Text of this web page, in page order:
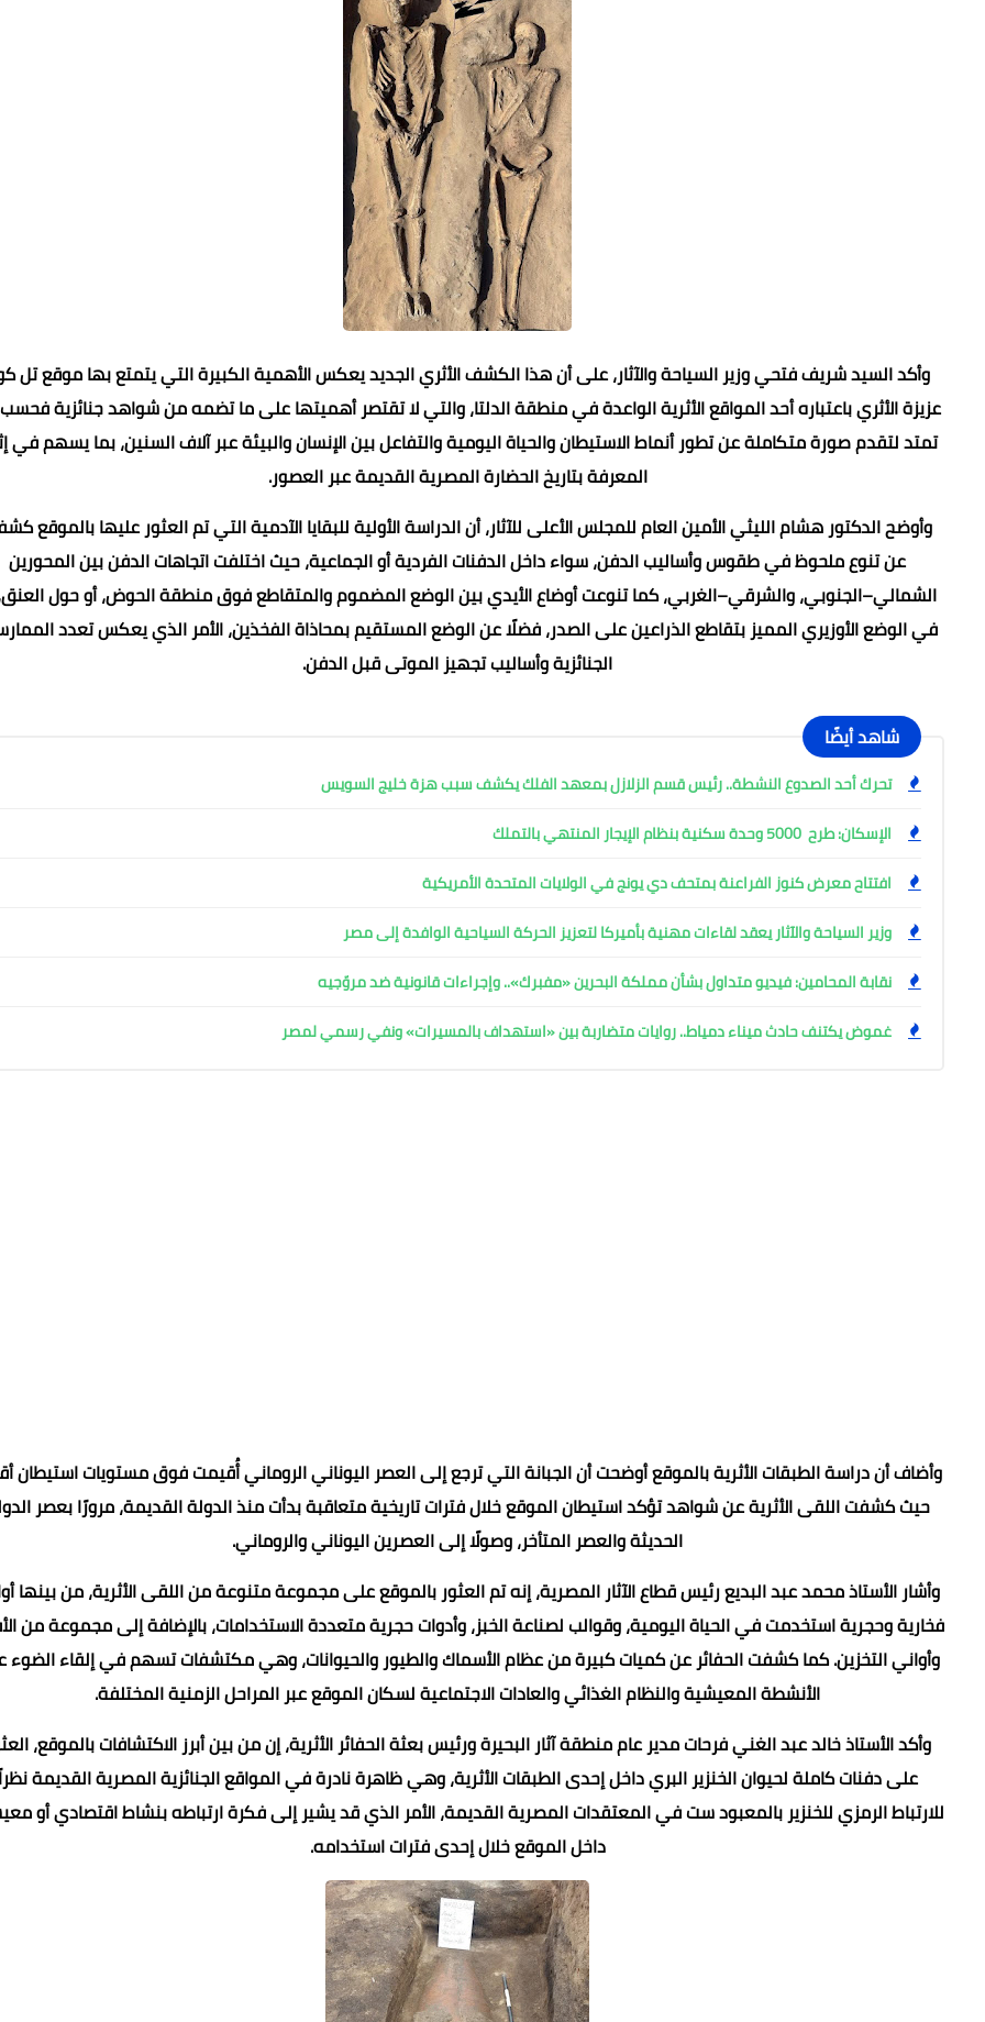
وأكد السيد شريف فتحي وزير السياحة والآثار، على أن هذا الكشف الأثري الجديد يعكس الأهمية الكبيرة التي يتمتع بها موقع تل
عزيزة الأثري باعتباره أحد المواقع الأثرية الواعدة في منطقة الدلتا، والتي لا تقتصر أهميتها على ما تضمه من شواهد جنائزية
تمتد لتقدم صورة متكاملة عن تطور أنماط الاستيطان والحياة اليومية والتفاعل بين الإنسان والبيئة عبر آلاف السنين، بما يسهم في
المعرفة بتاريخ الحضارة المصرية القديمة عبر العصور.
وأوضح الدكتور هشام الليثي الأمين العام للمجلس الأعلى للآثار، أن الدراسة الأولية للبقايا الآدمية التي تم العثور عليها بالموقع
عن تنوع ملحوظ في طقوس وأساليب الدفن، سواء داخل الدفنات الفردية أو الجماعية، حيث اختلفت اتجاهات الدفن بين المحورين
الشمالي–الجنوبي، والشرقي–الغربي، كما تنوعت أوضاع الأيدي بين الوضع المضموم والمتقاطع فوق منطقة الحوض، أو حول
في الوضع الأوزيري المميز بتقاطع الذراعين على الصدر، فضلًا عن الوضع المستقيم بمحاذاة الفخذين، الأمر الذي يعكس تعدد
الجنائزية وأساليب تجهيز الموتى قبل الدفن.
شاهد أيضًا
تحرك أحد الصدوع النشطة.. رئيس قسم الزلازل بمعهد الفلك يكشف سبب هزة خليج السويس
الإسكان: طرح 5000 وحدة سكنية بنظام الإيجار المنتهي بالتملك
افتتاح معرض كنوز الفراعنة بمتحف دي يونج في الولايات المتحدة الأمريكية
وزير السياحة والآثار يعقد لقاءات مهنية بأميركا لتعزيز الحركة السياحية الوافدة إلى مصر
نقابة المحامين: فيديو متداول بشأن مملكة البحرين «مفبرك».. وإجراءات قانونية ضد مروّجيه
غموض يكتنف حادث ميناء دمياط.. روايات متضاربة بين «استهداف بالمسيرات» ونفي رسمي لمصر
وأضاف أن دراسة الطبقات الأثرية بالموقع أوضحت أن الجبانة التي ترجع إلى العصر اليوناني الروماني أُقيمت فوق مستويات استيطان
حيث كشفت اللقى الأثرية عن شواهد تؤكد استيطان الموقع خلال فترات تاريخية متعاقبة بدأت منذ الدولة القديمة، مرورًا بعصر
الحديثة والعصر المتأخر، وصولًا إلى العصرين اليوناني والروماني.
وأشار الأستاذ محمد عبد البديع رئيس قطاع الآثار المصرية، إنه تم العثور بالموقع على مجموعة متنوعة من اللقى الأثرية، من بينها
فخارية وحجرية استخدمت في الحياة اليومية، وقوالب لصناعة الخبز، وأدوات حجرية متعددة الاستخدامات، بالإضافة إلى مجموعة من
وأواني التخزين. كما كشفت الحفائر عن كميات كبيرة من عظام الأسماك والطيور والحيوانات، وهي مكتشفات تسهم في إلقاء
الأنشطة المعيشية والنظام الغذائي والعادات الاجتماعية لسكان الموقع عبر المراحل الزمنية المختلفة.
وأكد الأستاذ خالد عبد الغني فرحات مدير عام منطقة آثار البحيرة ورئيس بعثة الحفائر الأثرية، إن من بين أبرز الاكتشافات بالموقع،
على دفنات كاملة لحيوان الخنزير البري داخل إحدى الطبقات الأثرية، وهي ظاهرة نادرة في المواقع الجنائزية المصرية القديمة
للارتباط الرمزي للخنزير بالمعبود ست في المعتقدات المصرية القديمة، الأمر الذي قد يشير إلى فكرة ارتباطه بنشاط اقتصادي أو
داخل الموقع خلال إحدى فترات استخدامه.